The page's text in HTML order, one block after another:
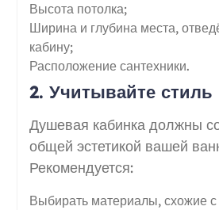
Высота потолка;
Ширина и глубина места,
кабину;
Расположение сантехники.
2. Учитывайте стиль
Душевая кабинка должны
общей эстетикой вашей
Рекомендуется:
Выбирать материалы, схожие с